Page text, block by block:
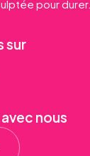
pour durer.
sur
nous